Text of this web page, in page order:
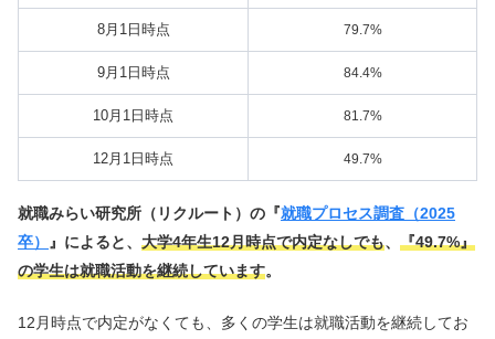
8月1日時点 79.7%
9月1日時点 84.4%
10月1日時点 81.7%
12月1日時点 49.7%
就職みらい研究所（リクルート）の『就職プロセス調査（2025
卒） 』によると、 大学4年生12月時点で内定なしでも、 『49.7%』
の学生は就職活動を継続しています。
12月時点で内定がなくても、多くの学生は就職活動を継続してお